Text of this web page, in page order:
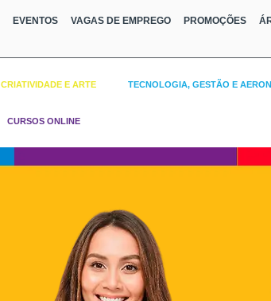
EVENTOS VAGAS DE EMPREGO PROMOÇÕES
CRIATIVIDADE E ARTE TECNOLOGIA, GESTÃO E
CURSOS ONLINE